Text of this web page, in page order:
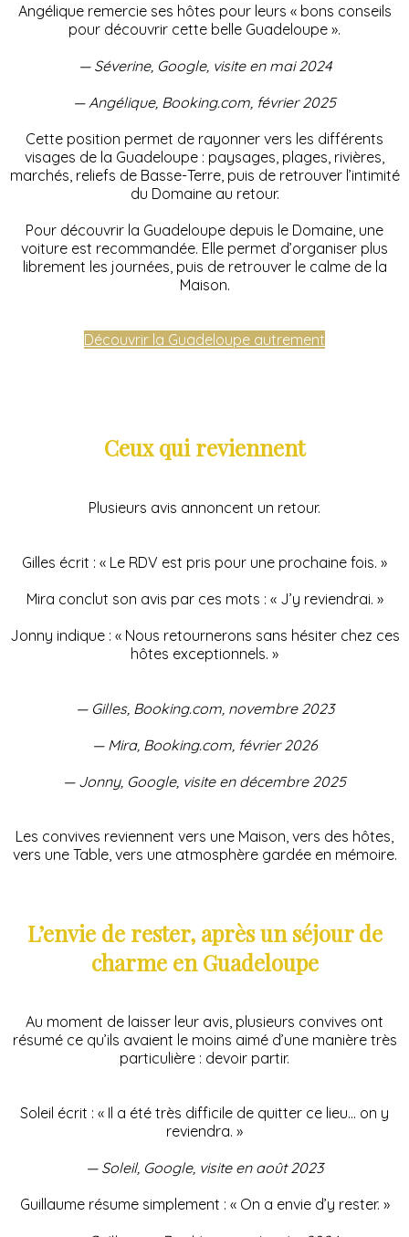
Angélique remercie ses hôtes pour leurs « bons conseils
pour découvrir cette belle Guadeloupe ».
— Séverine, Google, visite en mai 2024
— Angélique, Booking.com, février 2025
Cette position permet de rayonner vers les différents
visages de la Guadeloupe : paysages, plages, rivières,
marchés, reliefs de Basse-Terre, puis de retrouver l’intimité
du Domaine au retour.
Pour découvrir la Guadeloupe depuis le Domaine, une
voiture est recommandée. Elle permet d’organiser plus
librement les journées, puis de retrouver le calme de la
Maison.
Découvrir la Guadeloupe autrement
Ceux qui reviennent
Plusieurs avis annoncent un retour.
Gilles écrit : « Le RDV est pris pour une prochaine fois. »
Mira conclut son avis par ces mots : « J’y reviendrai. »
Jonny indique : « Nous retournerons sans hésiter chez ces
hôtes exceptionnels. »
— Gilles, Booking.com, novembre 2023
— Mira, Booking.com, février 2026
— Jonny, Google, visite en décembre 2025
Les convives reviennent vers une Maison, vers des hôtes,
vers une Table, vers une atmosphère gardée en mémoire.
L’envie de rester, après un séjour de
charme en Guadeloupe
Au moment de laisser leur avis, plusieurs convives ont
résumé ce qu’ils avaient le moins aimé d’une manière très
particulière : devoir partir.
Soleil écrit : « Il a été très difficile de quitter ce lieu… on y
reviendra. »
— Soleil, Google, visite en août 2023
Guillaume résume simplement : « On a envie d’y rester. »